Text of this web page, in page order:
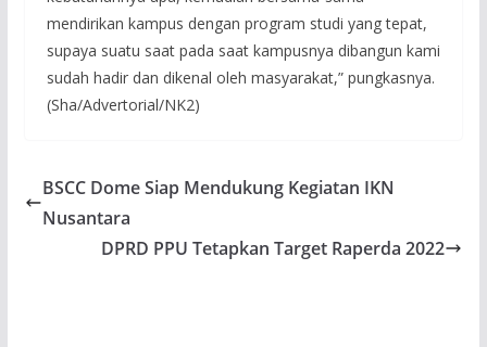
mendirikan kampus dengan program studi yang tepat,
supaya suatu saat pada saat kampusnya dibangun kami
sudah hadir dan dikenal oleh masyarakat,” pungkasnya.
(Sha/Advertorial/NK2)
BSCC Dome Siap Mendukung Kegiatan IKN
Nusantara
DPRD PPU Tetapkan Target Raperda 2022